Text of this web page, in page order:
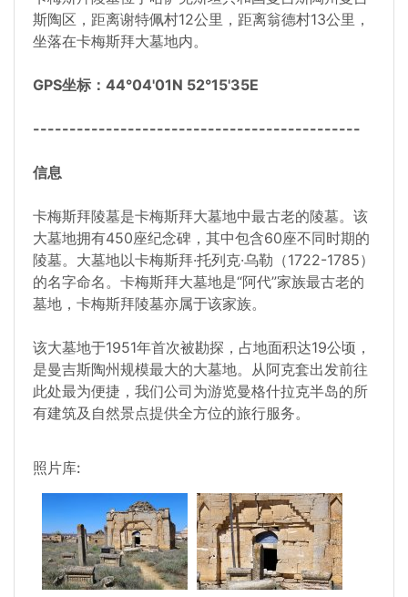
斯陶区，距离谢特佩村12公里，距离翁德村13公里，
坐落在卡梅斯拜大墓地内。
GPS坐标：44°04'01N 52°15'35E
---------------------------------------------
信息
卡梅斯拜陵墓是卡梅斯拜大墓地中最古老的陵墓。该
大墓地拥有450座纪念碑，其中包含60座不同时期的
陵墓。大墓地以卡梅斯拜·托列克·乌勒（1722-1785）
的名字命名。卡梅斯拜大墓地是“阿代”家族最古老的
墓地，卡梅斯拜陵墓亦属于该家族。
该大墓地于1951年首次被勘探，占地面积达19公顷，
是曼吉斯陶州规模最大的大墓地。从阿克套出发前往
此处最为便捷，我们公司为游览曼格什拉克半岛的所
有建筑及自然景点提供全方位的旅行服务。
照片库: